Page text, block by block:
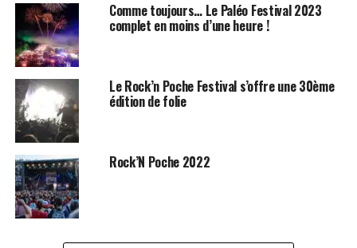
Comme toujours… Le Paléo Festival 2023
complet en moins d’une heure !
Le Rock’n Poche Festival s’offre une 30ème
édition de folie
Rock’N Poche 2022